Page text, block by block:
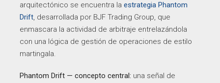
arquitectónico se encuentra la estrategia Phantom
Drift, desarrollada por BJF Trading Group, que
enmascara la actividad de arbitraje entrelazándola
con una lógica de gestión de operaciones de estilo
martingala.
Phantom Drift — concepto central: una señal de